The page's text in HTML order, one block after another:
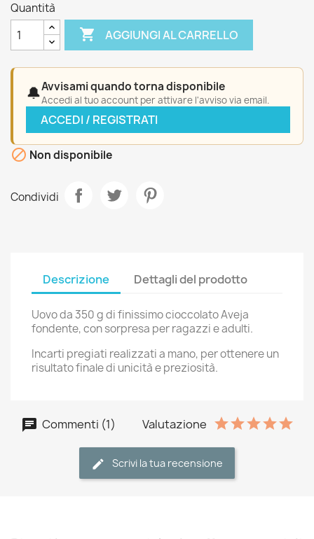
Quantità
 AGGIUNGI AL CARRELLO
🔔Avvisami quando torna disponibile
Accedi al tuo account per attivare l'avviso via email.
ACCEDI / REGISTRATI
 Non disponibile
Condividi
Descrizione Dettagli del prodotto
Uovo da 350 g di finissimo cioccolato Aveja
fondente, con sorpresa per ragazzi e adulti.
Incarti pregiati realizzati a mano, per ottenere un
risultato finale di unicità e preziosità.
Commenti (1) Valutazione
Scrivi la tua recensione